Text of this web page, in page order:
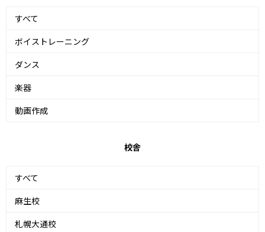
すべて
ボイストレーニング
ダンス
楽器
動画作成
校舎
すべて
麻生校
札幌大通校